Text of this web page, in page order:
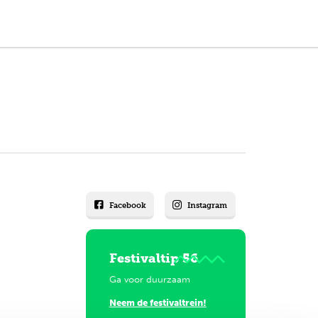
Facebook Instagram
Festivaltip 56
Ga voor duurzaam
Neem de festivaltrein!